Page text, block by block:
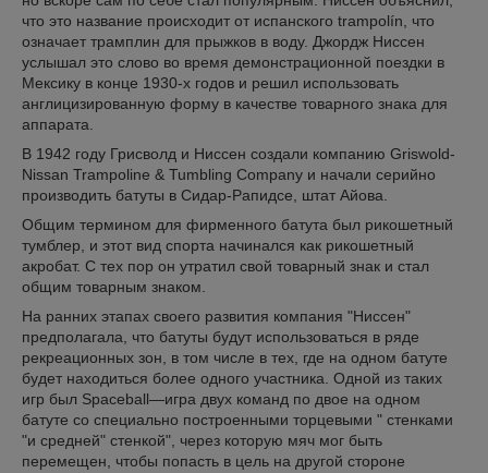
что это название происходит от испанского trampolín, что
означает трамплин для прыжков в воду. Джордж Ниссен
услышал это слово во время демонстрационной поездки в
Мексику в конце 1930-х годов и решил использовать
англицизированную форму в качестве товарного знака для
аппарата.
В 1942 году Грисволд и Ниссен создали компанию Griswold-
Nissan Trampoline & Tumbling Company и начали серийно
производить батуты в Сидар-Рапидсе, штат Айова.
Общим термином для фирменного батута был рикошетный
тумблер, и этот вид спорта начинался как рикошетный
акробат. С тех пор он утратил свой товарный знак и стал
общим товарным знаком.
На ранних этапах своего развития компания "Ниссен"
предполагала, что батуты будут использоваться в ряде
рекреационных зон, в том числе в тех, где на одном батуте
будет находиться более одного участника. Одной из таких
игр был Spaceball—игра двух команд по двое на одном
батуте со специально построенными торцевыми " стенками
"и средней" стенкой", через которую мяч мог быть
перемещен, чтобы попасть в цель на другой стороне